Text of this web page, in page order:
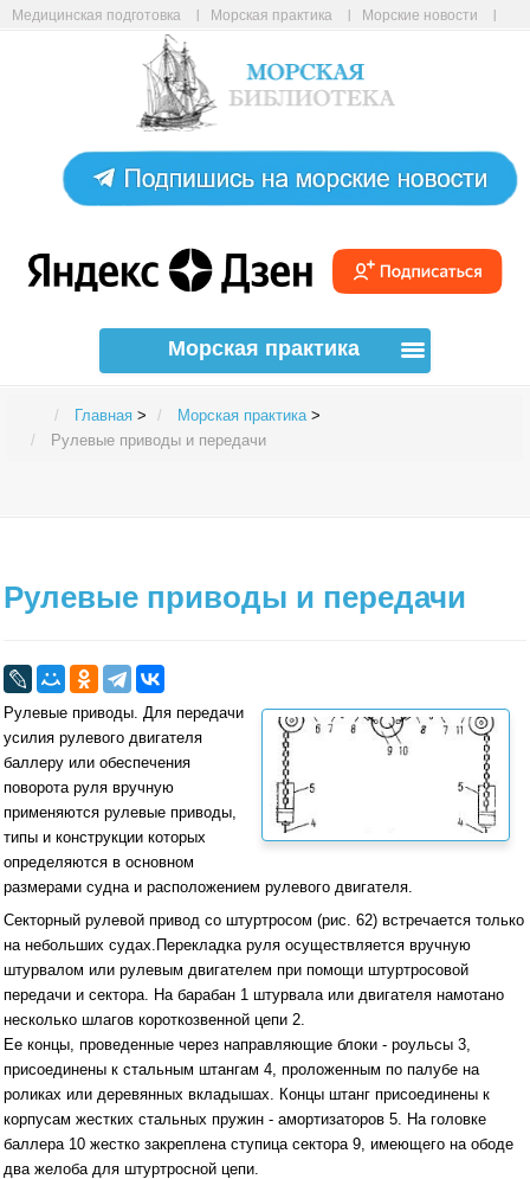
Медицинская подготовка Морская практика
Морские новости
Авиабилеты онлайн
Морская практика
Главная > Морская практика >
Рулевые приводы и передачи
Рулевые приводы и передачи
Рулевые приводы. Для передачи
усилия рулевого двигателя
баллеру или обеспечения
поворота руля вручную
применяются рулевые приводы,
типы и конструкции которых
определяются в основном
размерами судна и расположением рулевого двигателя.
Секторный рулевой привод со штуртросом (рис. 62) встречается только
на небольших судах. Перекладка руля осуществляется вручную
штурвалом или рулевым двигателем при помощи штуртросовой
передачи и сектора. На барабан 1 штурвала или двигателя намотано
несколько шлагов короткозвенной цепи 2.
Ее концы, проведенные через направляющие блоки - роульсы 3,
присоединены к стальным штангам 4, проложенным по палубе на
роликах или деревянных вкладышах. Концы штанг присоединены к
корпусам жестких стальных пружин - амортизаторов 5. На головке
баллера 10 жестко закреплена ступица сектора 9, имеющего на ободе
два желоба для штуртросной цепи.